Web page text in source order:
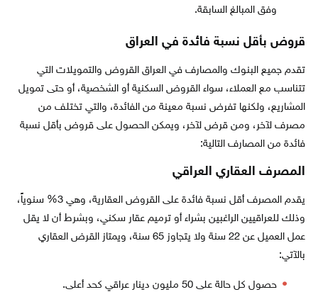
وفق المبالغ السابقة.
قروض بأقل نسبة فائدة في العراق
تقدم جميع البنوك والمصارف في العراق القروض والتمويلات التي
تتناسب مع العملاء، سواء القروض السكنية أو الشخصية، أو حتى تمويل
المشاريع، ولكنها تفرض نسبة معينة من الفائدة، والتي تختلف من
مصرف لآخر، ومن قرض لآخر، ويمكن الحصول على قروض بأقل نسبة
فائدة من المصارف التالية:
المصرف العقاري العراقي
يقدم المصرف أقل نسبة فائدة على القروض العقارية، وهي 3% سنوياً،
وذلك للعراقيين الراغبين بشراء أو ترميم عقار سكني، وبشرط أن لا يقل
عمل العميل عن 22 سنة ولا يتجاوز 65 سنة، ويمتاز القرض العقاري
بالآتي:
حصول كل حالة على 50 مليون دينار عراقي كحد أعلى.